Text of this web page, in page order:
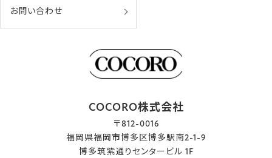
お問い合わせ
COCORO株式会社
〒812-0016
福岡県福岡市博多区博多駅南2-1-9
博多筑紫通りセンタービル 1F